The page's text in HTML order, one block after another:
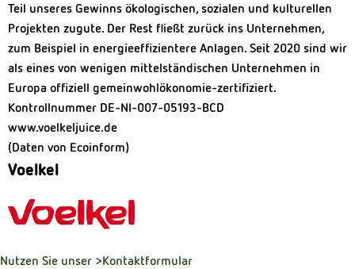
Teil unseres Gewinns ökologischen, sozialen und kulturellen
Projekten zugute. Der Rest fließt zurück ins Unternehmen,
zum Beispiel in energieeffizientere Anlagen. Seit 2020 sind wir
als eines von wenigen mittelständischen Unternehmen in
Europa offiziell gemeinwohlökonomie-zertifiziert.
Kontrollnummer DE-NI-007-05193-BCD
www.voelkeljuice.de
(Daten von Ecoinform)
Voelkel
Nutzen Sie unser >Kontaktformular